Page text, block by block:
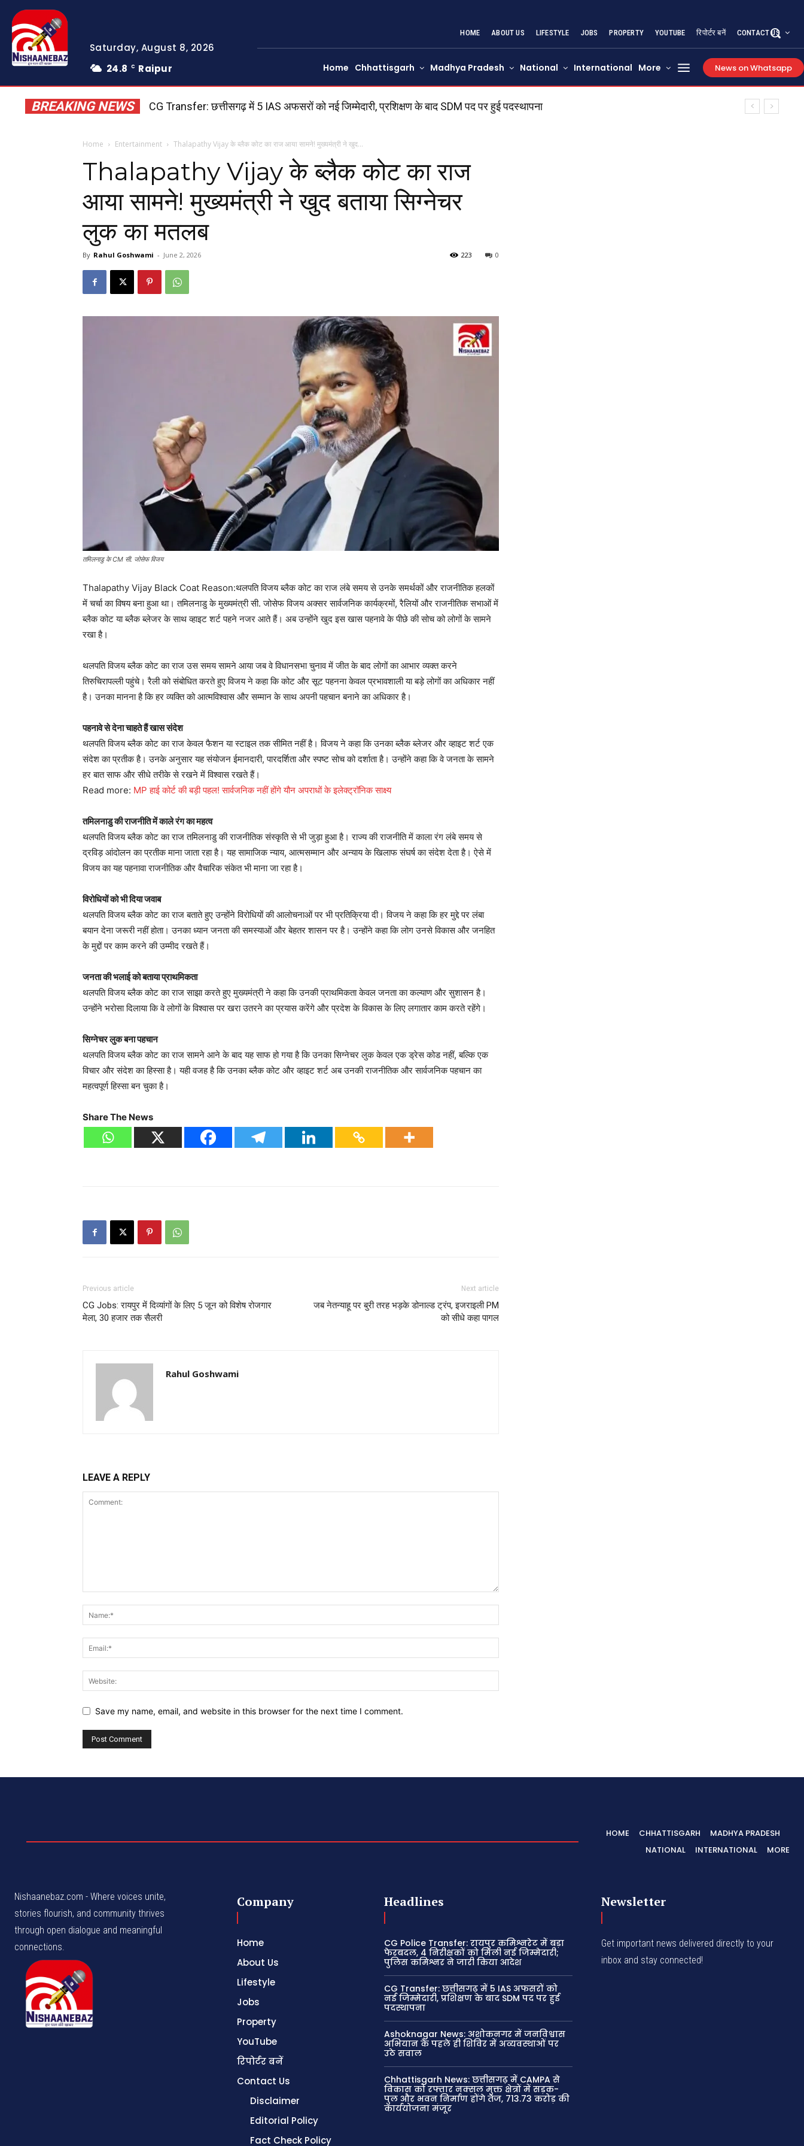
Saturday, August 8, 2026
24.8
C Raipur
HOME ABOUT US LIFESTYLE JOBS PROPERTY YOUTUBE रिपोर्टर बनें CONTACT US
Home Chhattisgarh Madhya Pradesh National International More News on Whatsapp
BREAKING NEWS CG Transfer: छत्तीसगढ़ में 5 IAS अफसरों को नई जिम्मेदारी, प्रशिक्षण के बाद SDM पद पर हुई पदस्थापना
Ashoknagar News: अशोकनगर में जनविश्वास अभियान के पहले ही शिविर में अव्यवस्थाओं पर उठे सवाल
Home Entertainment Thalapathy Vijay के ब्लैक कोट का राज आया सामने! मुख्यमंत्री ने खुद...
Thalapathy Vijay के ब्लैक कोट का राज
आया सामने! मुख्यमंत्री ने खुद बताया सिग्नेचर
लुक का मतलब
By Rahul Goshwami - June 2, 2026 0
223
तमिलनाडु के CM सी. जोसेफ विजय
Thalapathy Vijay Black Coat Reason:थलपति विजय ब्लैक कोट का राज लंबे समय से उनके समर्थकों और राजनीतिक हलकों
में चर्चा का विषय बना हुआ था। तमिलनाडु के मुख्यमंत्री सी. जोसेफ विजय अक्सर सार्वजनिक कार्यक्रमों, रैलियों और राजनीतिक सभाओं में
ब्लैक कोट या ब्लैक ब्लेजर के साथ व्हाइट शर्ट पहने नजर आते हैं। अब उन्होंने खुद इस खास पहनावे के पीछे की सोच को लोगों के सामने
रखा है।
थलपति विजय ब्लैक कोट का राज उस समय सामने आया जब वे विधानसभा चुनाव में जीत के बाद लोगों का आभार व्यक्त करने
तिरुचिरापल्ली पहुंचे। रैली को संबोधित करते हुए विजय ने कहा कि कोट और सूट पहनना केवल प्रभावशाली या बड़े लोगों का अधिकार नहीं
है। उनका मानना है कि हर व्यक्ति को आत्मविश्वास और सम्मान के साथ अपनी पहचान बनाने का अधिकार है।
पहनावे से देना चाहते हैं खास संदेश
थलपति विजय ब्लैक कोट का राज केवल फैशन या स्टाइल तक सीमित नहीं है। विजय ने कहा कि उनका ब्लैक ब्लेजर और व्हाइट शर्ट एक
संदेश का प्रतीक है। उनके अनुसार यह संयोजन ईमानदारी, पारदर्शिता और स्पष्ट सोच को दर्शाता है। उन्होंने कहा कि वे जनता के सामने
हर बात साफ और सीधे तरीके से रखने में विश्वास रखते हैं।
Read more: MP हाई कोर्ट की बड़ी पहल! सार्वजनिक नहीं होंगे यौन अपराधों के इलेक्ट्रॉनिक साक्ष्य
तमिलनाडु की राजनीति में काले रंग का महत्व
थलपति विजय ब्लैक कोट का राज तमिलनाडु की राजनीतिक संस्कृति से भी जुड़ा हुआ है। राज्य की राजनीति में काला रंग लंबे समय से
द्रविड़ आंदोलन का प्रतीक माना जाता रहा है। यह सामाजिक न्याय, आत्मसम्मान और अन्याय के खिलाफ संघर्ष का संदेश देता है। ऐसे में
विजय का यह पहनावा राजनीतिक और वैचारिक संकेत भी माना जा रहा है।
विरोधियों को भी दिया जवाब
थलपति विजय ब्लैक कोट का राज बताते हुए उन्होंने विरोधियों की आलोचनाओं पर भी प्रतिक्रिया दी। विजय ने कहा कि हर मुद्दे पर लंबा
बयान देना जरूरी नहीं होता। उनका ध्यान जनता की समस्याओं और बेहतर शासन पर है। उन्होंने कहा कि लोग उनसे विकास और जनहित
के मुद्दों पर काम करने की उम्मीद रखते हैं।
जनता की भलाई को बताया प्राथमिकता
थलपति विजय ब्लैक कोट का राज साझा करते हुए मुख्यमंत्री ने कहा कि उनकी प्राथमिकता केवल जनता का कल्याण और सुशासन है।
उन्होंने भरोसा दिलाया कि वे लोगों के विश्वास पर खरा उतरने का प्रयास करेंगे और प्रदेश के विकास के लिए लगातार काम करते रहेंगे।
सिग्नेचर लुक बना पहचान
थलपति विजय ब्लैक कोट का राज सामने आने के बाद यह साफ हो गया है कि उनका सिग्नेचर लुक केवल एक ड्रेस कोड नहीं, बल्कि एक
विचार और संदेश का हिस्सा है। यही वजह है कि उनका ब्लैक कोट और व्हाइट शर्ट अब उनकी राजनीतिक और सार्वजनिक पहचान का
महत्वपूर्ण हिस्सा बन चुका है।
Share The News
Previous article
CG Jobs: रायपुर में दिव्यांगों के लिए 5 जून को विशेष रोजगार
मेला, 30 हजार तक सैलरी
Next article
जब नेतन्याहू पर बुरी तरह भड़के डोनाल्ड ट्रंप, इजराइली PM
को सीधे कहा पागल
Rahul Goshwami
LEAVE A REPLY
Save my name, email, and website in this browser for the next time I comment.
HOME CHHATTISGARH
MADHYA PRADESH
NATIONAL
INTERNATIONAL MORE
Nishaanebaz.com - Where voices unite,
stories flourish, and community thrives
through open dialogue and meaningful
connections.
Company
Home
About Us
Lifestyle
Jobs
Property
YouTube
रिपोर्टर बनें
Contact Us
Disclaimer
Editorial Policy
Fact Check Policy
Headlines
CG Police Transfer: रायपुर कमिश्नरेट में बड़ा
फेरबदल, 4 निरीक्षकों को मिली नई जिम्मेदारी;
पुलिस कमिश्नर ने जारी किया आदेश
CG Transfer: छत्तीसगढ़ में 5 IAS अफसरों को
नई जिम्मेदारी, प्रशिक्षण के बाद SDM पद पर हुई
पदस्थापना
Ashoknagar News: अशोकनगर में जनविश्वास
अभियान के पहले ही शिविर में अव्यवस्थाओं पर
उठे सवाल
Chhattisgarh News: छत्तीसगढ़ में CAMPA से
विकास को रफ्तार नक्सल मुक्त क्षेत्रों में सड़क-
पुल और भवन निर्माण होंगे तेज, 713.73 करोड़ की
कार्ययोजना मंजूर
Newsletter
Get important news delivered directly to your
inbox and stay connected!